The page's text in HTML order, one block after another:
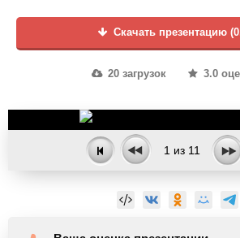
Скачать презентацию
20 загрузок 3.0
1 из 11